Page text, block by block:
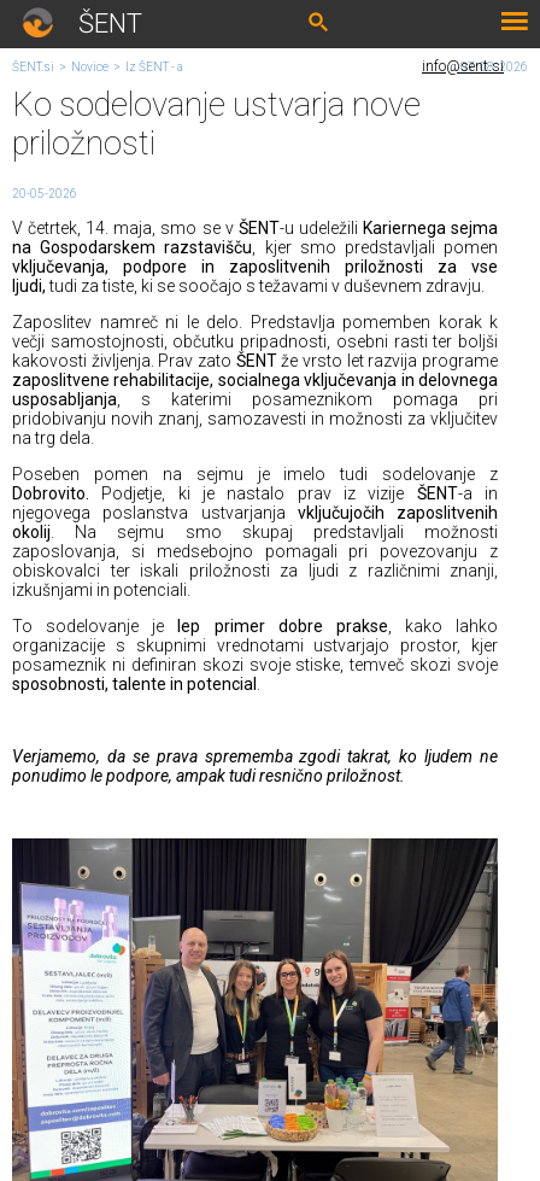
ŠENT
info@sent.si
07. 08. 2026
ŠENT.si > Novice > Iz ŠENT - a
Ko sodelovanje ustvarja nove
priložnosti
20-05-2026
V četrtek, 14. maja, smo se v ŠENT-u udeležili Kariernega sejma
na Gospodarskem razstavišču , kjer smo predstavljali pomen
vključevanja, podpore in zaposlitvenih priložnosti za vse
ljudi,tudi za tiste, ki se soočajo s težavami v duševnem zdravju.
Zaposlitev namreč ni le delo. Predstavlja pomemben korak k
večji samostojnosti, občutku pripadnosti, osebni rasti ter boljši
kakovosti življenja. Prav zato ŠENTže vrsto let razvija programe
zaposlitvene rehabilitacije, socialnega vključevanja in delovnega
usposabljanja , s katerimi posameznikom pomaga pri
pridobivanju novih znanj, samozavesti in možnosti za vključitev
na trg dela.
Poseben pomen na sejmu je imelo tudi sodelovanje z
Dobrovito.
Podjetje, ki je nastalo prav iz vizije ŠENT-a in
njegovega poslanstva ustvarjanja vključujočih zaposlitvenih
okolij . Na sejmu smo skupaj predstavljali možnosti
zaposlovanja, si medsebojno pomagali pri povezovanju z
obiskovalci ter iskali priložnosti za ljudi z različnimi znanji,
izkušnjami in potenciali.
To sodelovanje je
lep primer dobre prakse , kako lahko
organizacije s skupnimi vrednotami ustvarjajo prostor, kjer
posameznik ni definiran skozi svoje stiske, temveč skozi svoje
sposobnosti, talente in potencial
Verjamemo, da se prava sprememba zgodi takrat, ko ljudem ne
ponudimo le podpore, ampak tudi resnično priložnost.